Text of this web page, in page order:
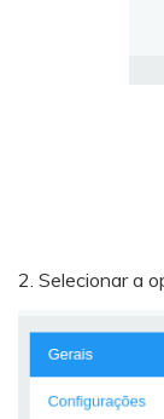
2. Selecionar a